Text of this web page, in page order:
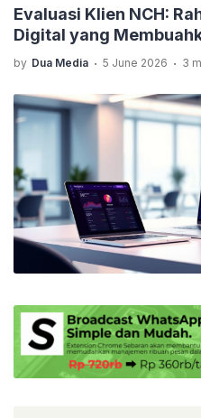
Digital yang Membuahkan Hasil
Evaluasi Klien NCH:
Digital yang
by Dua Media . 5 June 2026 . 3